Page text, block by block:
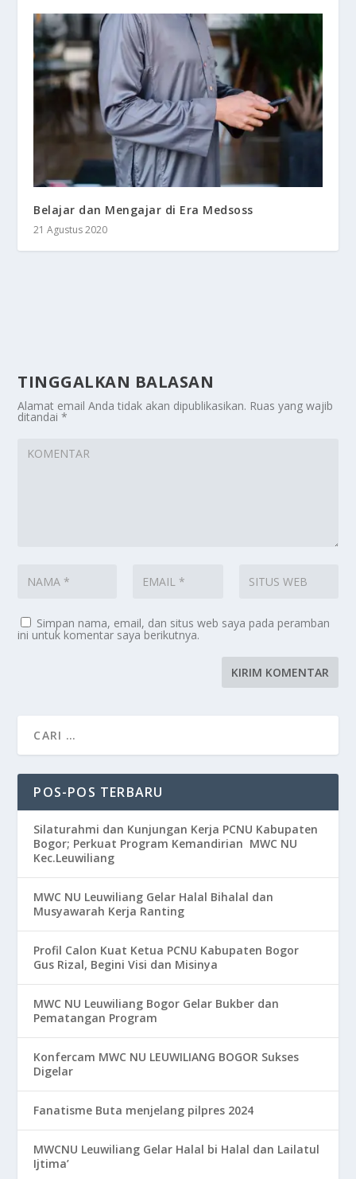
Belajar dan Mengajar di Era Medsoss
21 Agustus 2020
TINGGALKAN BALASAN
Alamat email Anda tidak akan dipublikasikan. Ruas yang wajib
ditandai*
Simpan nama, email, dan situs web saya pada peramban
ini untuk komentar saya berikutnya.
POS-POS TERBARU
Silaturahmi dan Kunjungan Kerja PCNU Kabupaten
Bogor; Perkuat Program Kemandirian MWC NU
Kec.Leuwiliang
MWC NU Leuwiliang Gelar Halal Bihalal dan
Musyawarah Kerja Ranting
Profil Calon Kuat Ketua PCNU Kabupaten Bogor
Gus Rizal, Begini Visi dan Misinya
MWC NU Leuwiliang Bogor Gelar Bukber dan
Pematangan Program
Konfercam MWC NU LEUWILIANG BOGOR Sukses
Digelar
Fanatisme Buta menjelang pilpres 2024
MWCNU Leuwiliang Gelar Halal bi Halal dan Lailatul
Ijtima’